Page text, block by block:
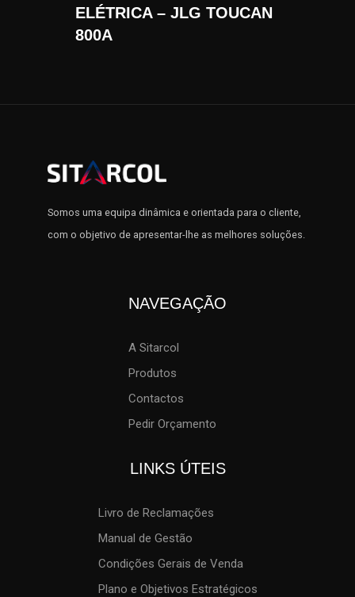
ELÉTRICA – JLG TOUCAN
800A
Somos uma equipa dinâmica e orientada para o cliente,
com o objetivo de apresentar-lhe as melhores soluções.
NAVEGAÇÃO
A Sitarcol
Produtos
Contactos
Pedir Orçamento
LINKS ÚTEIS
Livro de Reclamações
Manual de Gestão
Condições Gerais de Venda
Plano e Objetivos Estratégicos